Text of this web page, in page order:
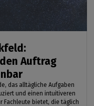
Auftrag
das alltägliche Aufgaben
und einen intuitiveren
Fachleute bietet, die täglich